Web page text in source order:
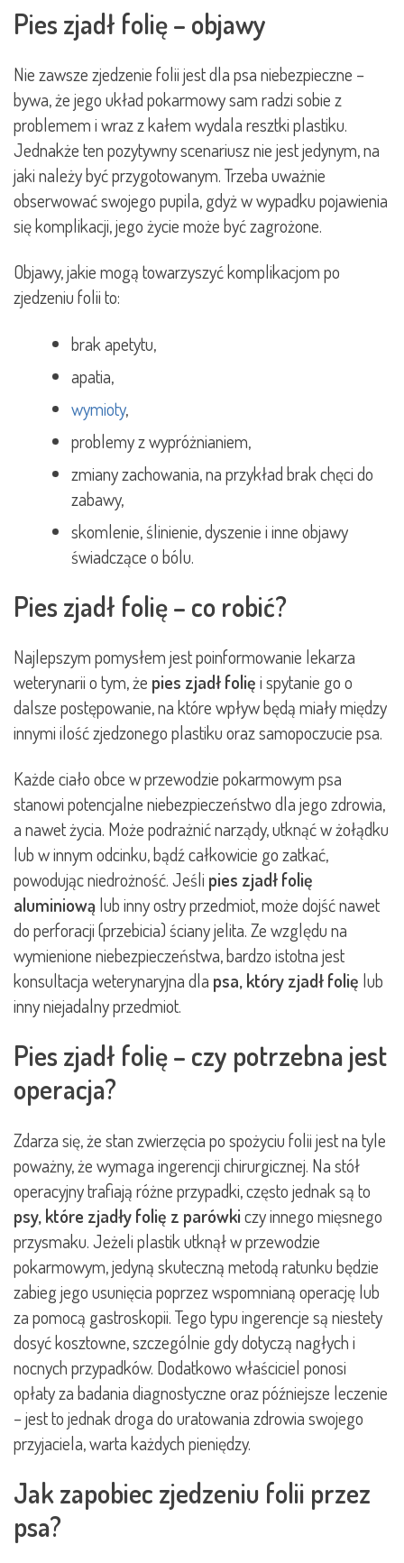
Pies zjadł folię – objawy
Nie zawsze zjedzenie folii jest dla psa niebezpieczne –
bywa, że jego układ pokarmowy sam radzi sobie z
problemem i wraz z kałem wydala resztki plastiku.
Jednakże ten pozytywny scenariusz nie jest jedynym, na
jaki należy być przygotowanym. Trzeba uważnie
obserwować swojego pupila, gdyż w wypadku pojawienia
się komplikacji, jego życie może być zagrożone.
Objawy, jakie mogą towarzyszyć komplikacjom po
zjedzeniu folii to:
brak apetytu,
apatia,
wymioty,
problemy z wypróżnianiem,
zmiany zachowania, na przykład brak chęci do
zabawy,
skomlenie, ślinienie, dyszenie i inne objawy
świadczące o bólu.
Pies zjadł folię – co robić?
Najlepszym pomysłem jest poinformowanie lekarza
weterynarii o tym, że pies zjadł folięi spytanie go o
dalsze postępowanie, na które wpływ będą miały między
innymi ilość zjedzonego plastiku oraz samopoczucie psa.
Każde ciało obce w przewodzie pokarmowym psa
stanowi potencjalne niebezpieczeństwo dla jego zdrowia,
a nawet życia. Może podrażnić narządy, utknąć w żołądku
lub w innym odcinku, bądź całkowicie go zatkać,
powodując niedrożność. Jeśli pies zjadł folię
aluminiowąlub inny ostry przedmiot, może dojść nawet
do perforacji (przebicia) ściany jelita. Ze względu na
wymienione niebezpieczeństwa, bardzo istotna jest
konsultacja weterynaryjna dla psa, który zjadł folię lub
inny niejadalny przedmiot.
Pies zjadł folię – czy potrzebna jest
operacja?
Zdarza się, że stan zwierzęcia po spożyciu folii jest na tyle
poważny, że wymaga ingerencji chirurgicznej. Na stół
operacyjny trafiają różne przypadki, często jednak są to
psy, które zjadły folię z parówkiczy innego mięsnego
przysmaku. Jeżeli plastik utknął w przewodzie
pokarmowym, jedyną skuteczną metodą ratunku będzie
zabieg jego usunięcia poprzez wspomnianą operację lub
za pomocą gastroskopii. Tego typu ingerencje są niestety
dosyć kosztowne, szczególnie gdy dotyczą nagłych i
nocnych przypadków. Dodatkowo właściciel ponosi
opłaty za badania diagnostyczne oraz późniejsze leczenie
– jest to jednak droga do uratowania zdrowia swojego
przyjaciela, warta każdych pieniędzy.
Jak zapobiec zjedzeniu folii przez
psa?